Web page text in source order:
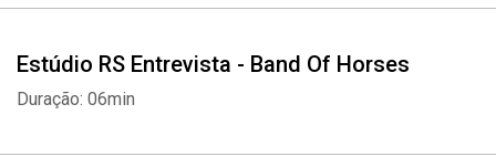
Estúdio RS Entrevista - Band Of Horses
Duração: 06min